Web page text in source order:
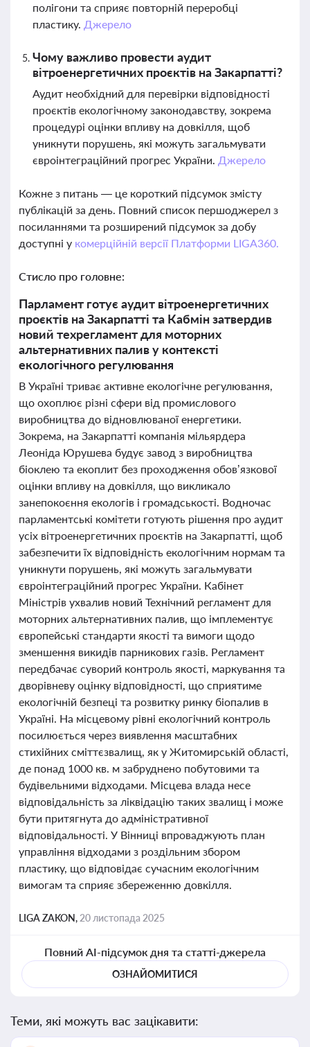
полігони та сприяє повторній переробці
пластику. Джерело
Чому важливо провести аудит
вітроенергетичних проєктів на Закарпатті?
Аудит необхідний для перевірки відповідності
проєктів екологічному законодавству, зокрема
процедурі оцінки впливу на довкілля, щоб
уникнути порушень, які можуть загальмувати
євроінтеграційний прогрес України. Джерело
Кожне з питань — це короткий підсумок змісту
публікацій за день. Повний список першоджерел з
посиланнями та розширений підсумок за добу
доступні у комерційній версії Платформи LIGA360.
Стисло про головне:
Парламент готує аудит вітроенергетичних
проєктів на Закарпатті та Кабмін затвердив
новий техрегламент для моторних
альтернативних палив у контексті
екологічного регулювання
В Україні триває активне екологічне регулювання,
що охоплює різні сфери від промислового
виробництва до відновлюваної енергетики.
Зокрема, на Закарпатті компанія мільярдера
Леоніда Юрушева будує завод з виробництва
біоклею та екоплит без проходження обов’язкової
оцінки впливу на довкілля, що викликало
занепокоєння екологів і громадськості. Водночас
парламентські комітети готують рішення про аудит
усіх вітроенергетичних проєктів на Закарпатті, щоб
забезпечити їх відповідність екологічним нормам та
уникнути порушень, які можуть загальмувати
євроінтеграційний прогрес України. Кабінет
Міністрів ухвалив новий Технічний регламент для
моторних альтернативних палив, що імплементує
європейські стандарти якості та вимоги щодо
зменшення викидів парникових газів. Регламент
передбачає суворий контроль якості, маркування та
дворівневу оцінку відповідності, що сприятиме
екологічній безпеці та розвитку ринку біопалив в
Україні. На місцевому рівні екологічний контроль
посилюється через виявлення масштабних
стихійних сміттєзвалищ, як у Житомирській області,
де понад 1000 кв. м забруднено побутовими та
будівельними відходами. Місцева влада несе
відповідальність за ліквідацію таких звалищ і може
бути притягнута до адміністративної
відповідальності. У Вінниці впроваджують план
управління відходами з роздільним збором
пластику, що відповідає сучасним екологічним
вимогам та сприяє збереженню довкілля.
LIGA ZAKON, 20 листопада 2025
Повний AI-підсумок дня та статті-джерела
ОЗНАЙОМИТИСЯ
Теми, які можуть вас зацікавити: